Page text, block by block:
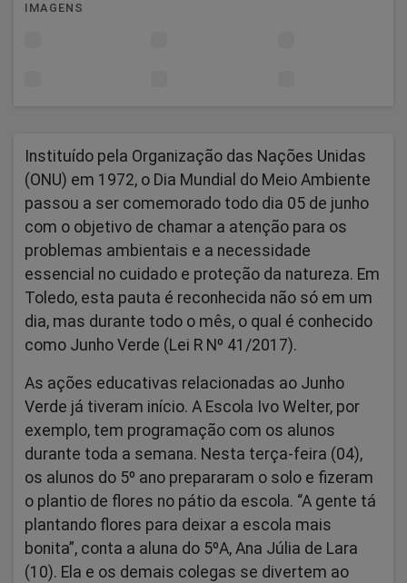
IMAGENS
Instituído pela Organização das Nações Unidas
(ONU) em 1972, o Dia Mundial do Meio Ambiente
passou a ser comemorado todo dia 05 de junho
com o objetivo de chamar a atenção para os
problemas ambientais e a necessidade
essencial no cuidado e proteção da natureza. Em
Toledo, esta pauta é reconhecida não só em um
dia, mas durante todo o mês, o qual é conhecido
como Junho Verde (Lei R Nº 41/2017).
As ações educativas relacionadas ao Junho
Verde já tiveram início. A Escola Ivo Welter, por
exemplo, tem programação com os alunos
durante toda a semana. Nesta terça-feira (04),
os alunos do 5º ano prepararam o solo e fizeram
o plantio de flores no pátio da escola. “A gente tá
plantando flores para deixar a escola mais
bonita”, conta a aluna do 5ºA, Ana Júlia de Lara
(10). Ela e os demais colegas se divertem ao